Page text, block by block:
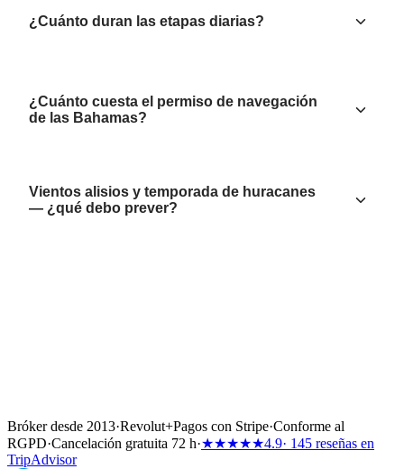
¿Cuánto duran las etapas diarias?
¿Cuánto cuesta el permiso de navegación
de las Bahamas?
Vientos alisios y temporada de huracanes
— ¿qué debo prever?
Bróker desde 2013·Revolut+Pagos con Stripe·Conforme al
RGPD·Cancelación gratuita 72 h·★★★★★4.9· 145 reseñas en
TripAdvisor